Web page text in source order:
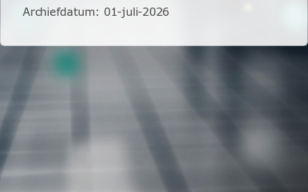
Archiefdatum: 01-juli-2026